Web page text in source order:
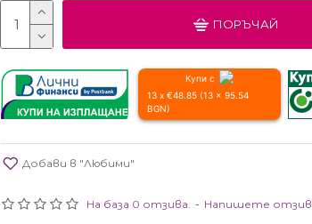
На база 0 отзива. - Напишете отзив
ПОРЪЧАЙ
Купи с
13 x €48.85 (13 x 95.54
BGN)
Добави в "Любими"